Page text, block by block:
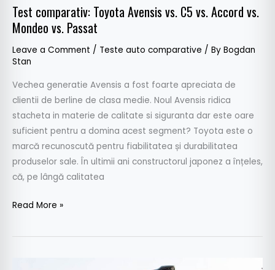
Test comparativ: Toyota Avensis vs. C5 vs. Accord vs.
Mondeo vs. Passat
Leave a Comment / Teste auto comparative / By Bogdan
Stan
Vechea generatie Avensis a fost foarte apreciata de
clientii de berline de clasa medie. Noul Avensis ridica
stacheta in materie de calitate si siguranta dar este oare
suficient pentru a domina acest segment? Toyota este o
marcă recunoscută pentru fiabilitatea și durabilitatea
produselor sale. În ultimii ani constructorul japonez a înțeles,
că, pe lângă calitatea
Read More »